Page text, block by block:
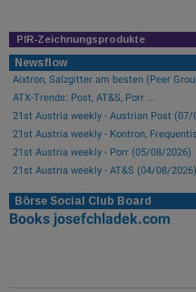
PIR-Zeichnungsprodukte
Newsflow
Aixtron, Salzgitter am besten (Peer
ATX-Trends: Post, AT&S, Porr ...
21st Austria weekly - Austrian Post (07/
21st Austria weekly - Kontron,
21st Austria weekly - Porr (05/08/2026)
21st Austria weekly - AT&S (04/08/2026)
Börse Social Club Board
Books josefchladek.com